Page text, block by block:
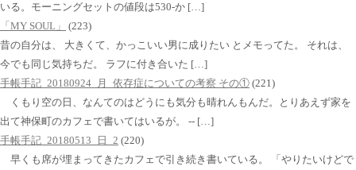
いる。モーニングセットの値段は530-か […]
「MY SOUL」
(223)
昔の自分は、 大きくて、かっこいい男に成りたい とメモってた。 それは、
今でも同じ気持ちだ。 ラフに付き合いた […]
手帳手記_20180924_月_依存症についての考察 その① (221)
くもり空の日、なんてのはどうにも気分も晴れんもんだ。とりあえず家を
出て神保町のカフェで書いてはいるが。 -- […]
手帳手記_20180513_日_2 (220)
早くも席が埋まってきたカフェで引き続き書いている。 「やりたいけどで